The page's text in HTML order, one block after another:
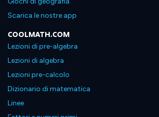
Scarica le nostre app
COOLMATH.COM
Lezioni di pre-algebra
Lezioni di algebra
Lezioni pre-calcolo
Dizionario di matematica
Linee